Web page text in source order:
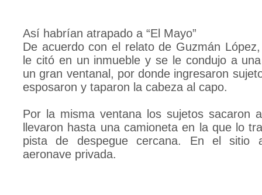
Así habrían atrapado a “El Mayo”
De acuerdo con el relato de Guzmán
le citó en un inmueble y se le condujo a
un gran ventanal, por donde ingresaron
esposaron y taparon la cabeza al capo.
Por la misma ventana los sujetos sacaron
llevaron hasta una camioneta en la que lo
pista de despegue cercana. En el sitio
aeronave privada.